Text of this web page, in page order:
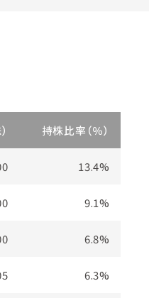
持株比率（％）
13.4%
9.1%
6.8%
6.3%